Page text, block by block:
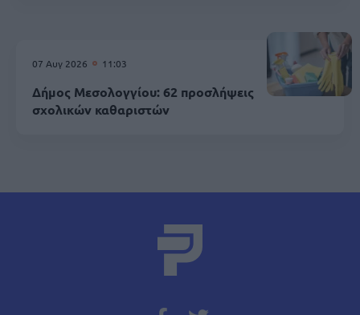
07 Αυγ 2026 11:03
Δήμος Μεσολογγίου: 62 προσλήψεις
σχολικών καθαριστών